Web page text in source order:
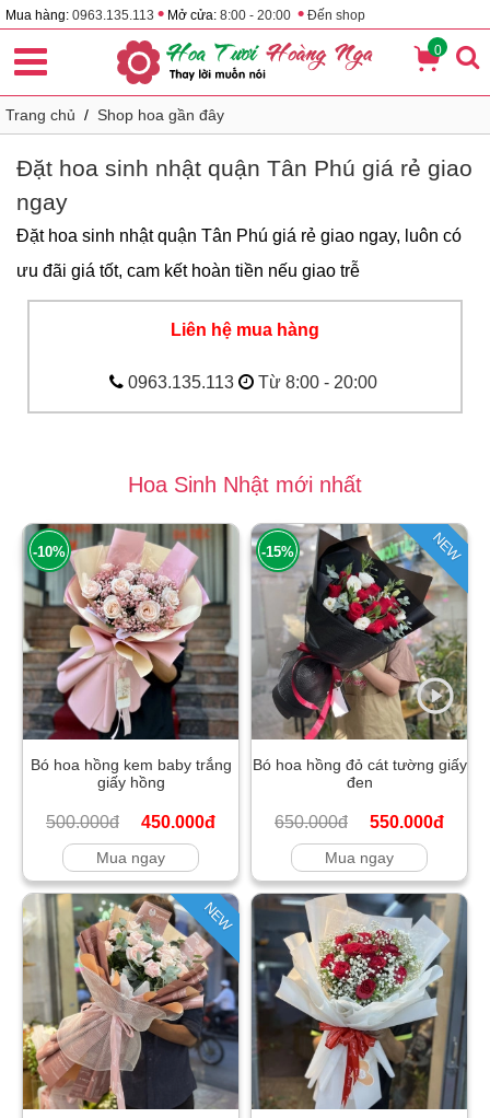
Mua hàng: 0963.135.113 • Mở cửa: 8:00 - 20:00 • Đến shop
0
Trang chủ / Shop hoa gần đây
Đặt hoa sinh nhật quận Tân Phú giá rẻ giao
ngay
Đặt hoa sinh nhật quận Tân Phú giá rẻ giao ngay, luôn có
ưu đãi giá tốt, cam kết hoàn tiền nếu giao trễ
Liên hệ mua hàng
0963.135.113 Từ 8:00 - 20:00
Hoa Sinh Nhật mới nhất
-10%
Bó hoa hồng kem baby trắng
giấy hồng
500.000đ 450.000đ
Mua ngay
NEW
-15%
Bó hoa hồng đỏ cát tường giấy
đen
650.000đ 550.000đ
Mua ngay
NEW